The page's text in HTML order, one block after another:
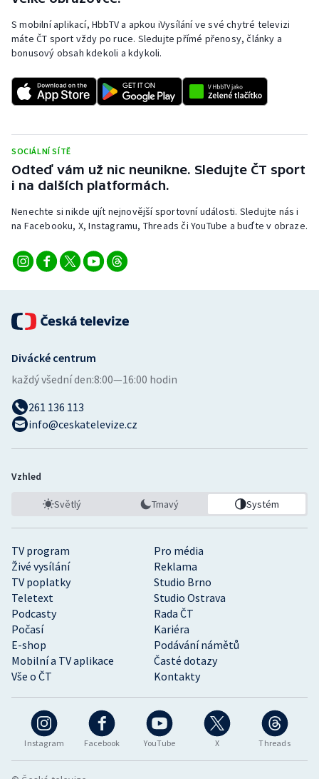
S mobilní aplikací, HbbTV a apkou iVysílání ve své chytré televizi
máte ČT sport vždy po ruce. Sledujte přímé přenosy, články a
bonusový obsah kdekoli a kdykoli.
SOCIÁLNÍ SÍTĚ
Odteď vám už nic neunikne. Sledujte ČT sport
i na dalších platformách.
Nenechte si nikde ujít nejnovější sportovní události. Sledujte nás i
na Facebooku, X, Instagramu, Threads či YouTube a buďte v obraze.
Instagram Facebook YouTube X Threads
TV program
Pro média
Živé vysílání
Reklama
TV poplatky
Studio Brno
Teletext
Studio Ostrava
Podcasty
Rada ČT
Počasí
Kariéra
E-shop
Podávání námětů
Mobilní a TV aplikace
Časté dotazy
Vše o ČT
Kontakty
Divácké centrum
každý všední den:8:00—16:00 hodin
261 136 113
info@ceskatelevize.cz
Vzhled
Světlý Tmavý Systém